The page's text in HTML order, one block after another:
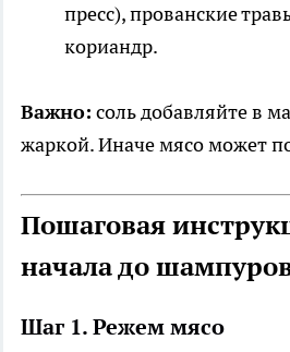
пресс), прованские
кориандр.
Важно: соль добавляйте в
жаркой. Иначе мясо может
Пошаговая
начала до
Шаг 1. Режем мясо